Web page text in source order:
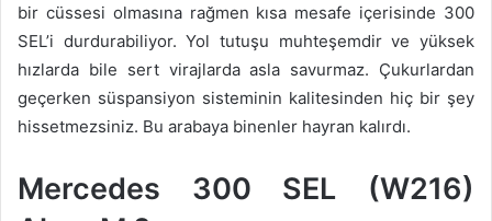
bir cüssesi olmasına rağmen kısa mesafe içerisinde 300
SEL’i durdurabiliyor. Yol tutuşu muhteşemdir ve yüksek
hızlarda bile sert virajlarda asla savurmaz. Çukurlardan
geçerken süspansiyon sisteminin kalitesinden hiç bir şey
hissetmezsiniz. Bu arabaya binenler hayran kalırdı.
Mercedes 300 SEL (W216)